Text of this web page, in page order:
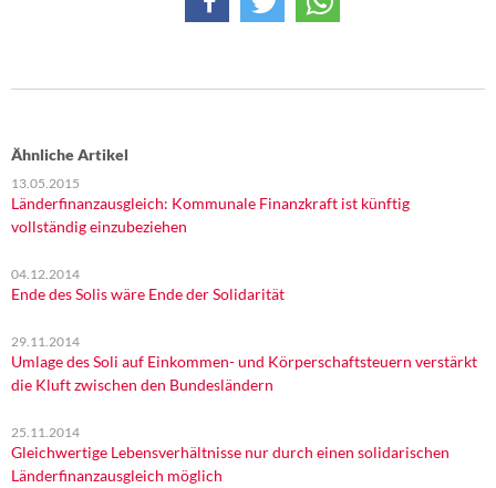
Ähnliche Artikel
13.05.2015
Länderfinanzausgleich: Kommunale Finanzkraft ist künftig
vollständig einzubeziehen
04.12.2014
Ende des Solis wäre Ende der Solidarität
29.11.2014
Umlage des Soli auf Einkommen- und Körperschaftsteuern verstärkt
die Kluft zwischen den Bundesländern
25.11.2014
Gleichwertige Lebensverhältnisse nur durch einen solidarischen
Länderfinanzausgleich möglich